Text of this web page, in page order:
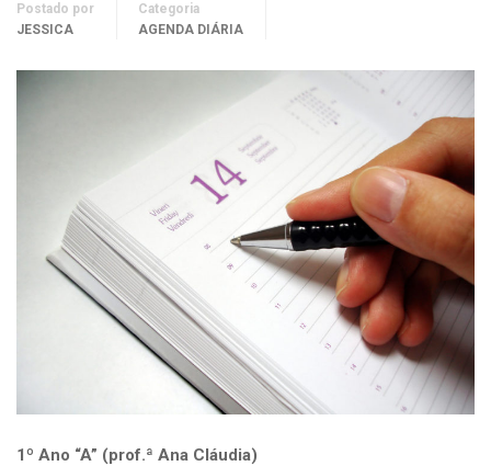
Postado por
JESSICA
Categoria
AGENDA DIÁRIA
1º Ano “A” (prof.ª Ana Cláudia)